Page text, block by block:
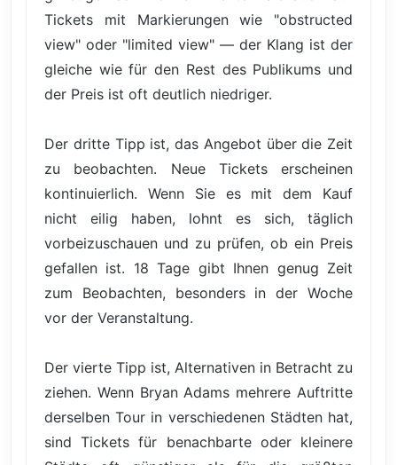
Tickets mit Markierungen wie "obstructed
view" oder "limited view" — der Klang ist der
gleiche wie für den Rest des Publikums und
der Preis ist oft deutlich niedriger.
Der dritte Tipp ist, das Angebot über die Zeit
zu beobachten. Neue Tickets erscheinen
kontinuierlich. Wenn Sie es mit dem Kauf
nicht eilig haben, lohnt es sich, täglich
vorbeizuschauen und zu prüfen, ob ein Preis
gefallen ist. 18 Tage gibt Ihnen genug Zeit
zum Beobachten, besonders in der Woche
vor der Veranstaltung.
Der vierte Tipp ist, Alternativen in Betracht zu
ziehen. Wenn Bryan Adams mehrere Auftritte
derselben Tour in verschiedenen Städten hat,
sind Tickets für benachbarte oder kleinere